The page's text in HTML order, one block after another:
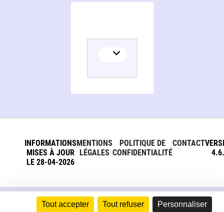
Tout accepter Tout refuser Personnaliser
INFORMATIONS
MISES À JOUR
LE 28-04-2026
MENTIONS
LÉGALES
POLITIQUE DE
CONFIDENTIALITÉ
CONTACT